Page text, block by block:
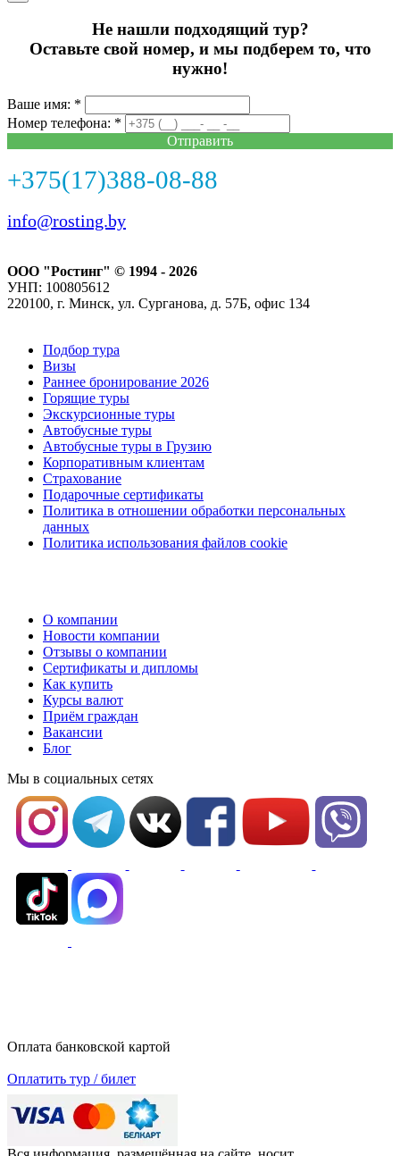
Не нашли подходящий тур?
Оставьте свой номер, и мы подберем то, что
нужно!
Ваше имя: *
Номер телефона: *
Отправить
+375(17)388-08-88
info@rosting.by
ООО "Ростинг" © 1994 - 2026
УНП: 100805612
220100, г. Минск, ул. Сурганова, д. 57Б, офис 134
Подбор тура
Визы
Раннее бронирование 2026
Горящие туры
Экскурсионные туры
Автобусные туры
Автобусные туры в Грузию
Корпоративным клиентам
Страхование
Подарочные сертификаты
Политика в отношении обработки персональных
данных
Политика использования файлов cookie
О компании
Новости компании
Отзывы о компании
Сертификаты и дипломы
Как купить
Курсы валют
Приём граждан
Вакансии
Блог
Мы в социальных сетях
Оплата банковской картой
Оплатить тур / билет